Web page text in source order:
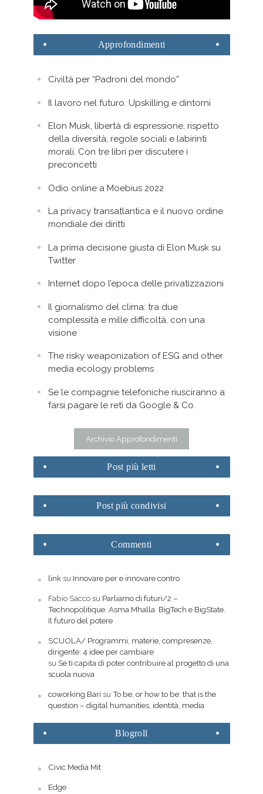
Approfondimenti
Civiltà per “Padroni del mondo”
Il lavoro nel futuro. Upskilling e dintorni
Elon Musk, libertà di espressione, rispetto
della diversità, regole sociali e labirinti
morali. Con tre libri per discutere i
preconcetti
Odio online a Moebius 2022
La privacy transatlantica e il nuovo ordine
mondiale dei diritti
La prima decisione giusta di Elon Musk su
Twitter
Internet dopo l’epoca delle privatizzazioni
Il giornalismo del clima: tra due
complessità e mille difficoltà, con una
visione
The risky weaponization of ESG and other
media ecology problems
Se le compagnie telefoniche riusciranno a
farsi pagare le reti da Google & Co.
Archivio Approfondimenti
Post più letti
Post più condivisi
Commenti
linksu Innovare per e innovare contro
Fabio Saccosu Parliamo di futuri/2 –
Technopolitique. Asma Mhalla. BigTech e BigState.
Il futuro del potere
SCUOLA/ Programmi, materie, compresenze,
dirigente: 4 idee per cambiare
su Se ti capita di poter contribuire al progetto di una
scuola nuova
coworking Bari suTo be, or how to be: that is the
question – digital humanities, identità, media
Blogroll
Civic Media Mit
Edge